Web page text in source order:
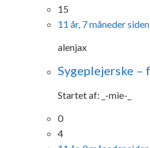
15
11 år, 7 måneder siden
alenjax
Sygeplejerske
Startet af: _-mie-_
0
4